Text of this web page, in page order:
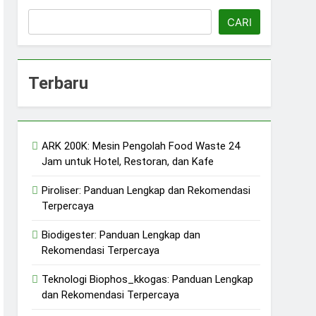
CARI
Terbaru
ARK 200K: Mesin Pengolah Food Waste 24
Jam untuk Hotel, Restoran, dan Kafe
Piroliser: Panduan Lengkap dan Rekomendasi
Terpercaya
Biodigester: Panduan Lengkap dan
Rekomendasi Terpercaya
Teknologi Biophos_kkogas: Panduan Lengkap
dan Rekomendasi Terpercaya